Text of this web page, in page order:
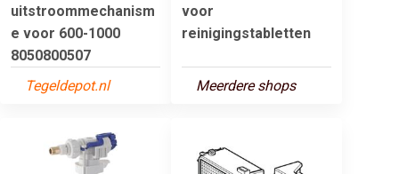
uitstroommechanism
e voor 600-1000
8050800507
Tegeldepot.nl
voor
reinigingstabletten
Meerdere shops